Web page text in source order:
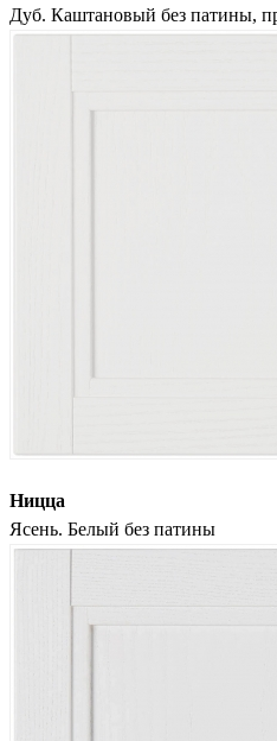
Дуб. Каштановый без патины,
Ницца
Ясень. Белый без патины